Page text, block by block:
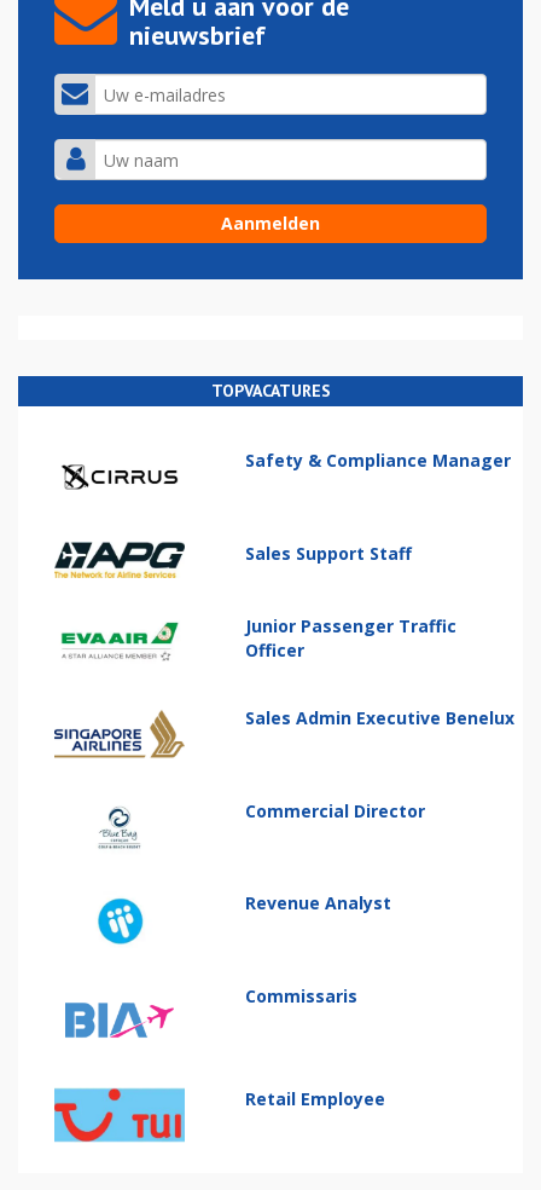
nieuwsbrief
TOPVACATURES
Safety & Compliance Manager
Sales Support Staff
Junior Passenger Traffic
Officer
Sales Admin Executive Benelux
Commercial Director
Revenue Analyst
Commissaris
Retail Employee